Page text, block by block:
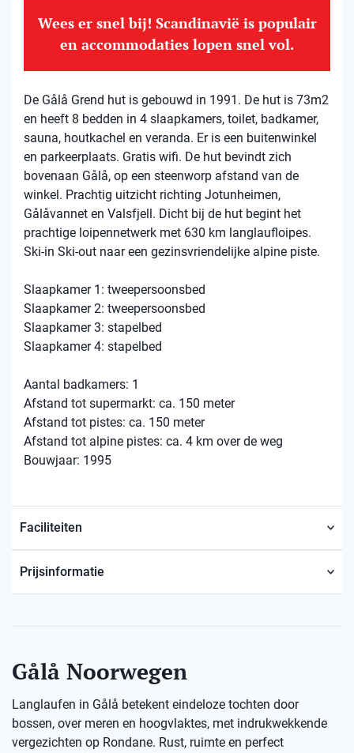
Wees er snel bij! Scandinavië is populair
en accommodaties lopen snel vol.
De Gålå Grend hut is gebouwd in 1991. De hut is 73m2
en heeft 8 bedden in 4 slaapkamers, toilet, badkamer,
sauna, houtkachel en veranda. Er is een buitenwinkel
en parkeerplaats. Gratis wifi. De hut bevindt zich
bovenaan Gålå, op een steenworp afstand van de
winkel. Prachtig uitzicht richting Jotunheimen,
Gålåvannet en Valsfjell. Dicht bij de hut begint het
prachtige loipennetwerk met 630 km langlaufloipes.
Ski-in Ski-out naar een gezinsvriendelijke alpine piste.
Slaapkamer 1: tweepersoonsbed
Slaapkamer 2: tweepersoonsbed
Slaapkamer 3: stapelbed
Slaapkamer 4: stapelbed
Aantal badkamers: 1
Afstand tot supermarkt: ca. 150 meter
Afstand tot pistes: ca. 150 meter
Afstand tot alpine pistes: ca. 4 km over de weg
Bouwjaar: 1995
Faciliteiten
Prijsinformatie
Gålå Noorwegen
Langlaufen in Gålå betekent eindeloze tochten door
bossen, over meren en hoogvlaktes, met indrukwekkende
vergezichten op Rondane. Rust, ruimte en perfect